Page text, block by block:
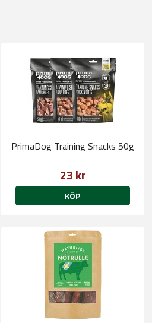
PrimaDog Training Snacks 50g
23 kr
KÖP